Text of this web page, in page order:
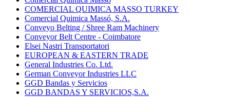
COMERCIAL QUIMICA MASSO TURKEY
Comercial Quimica Massó, S.A.
Conveyo Belting / Shree Ram Machinery
Conveyor Belt Centre - Coimbatore
Elsei Nastri Transportatori
EUROPEAN & EASTERN TRADE
General Industries Co. Ltd.
German Conveyor Industries LLC
GGD Bandas y Servicios
GGD BANDAS Y SERVICIOS,S.A.